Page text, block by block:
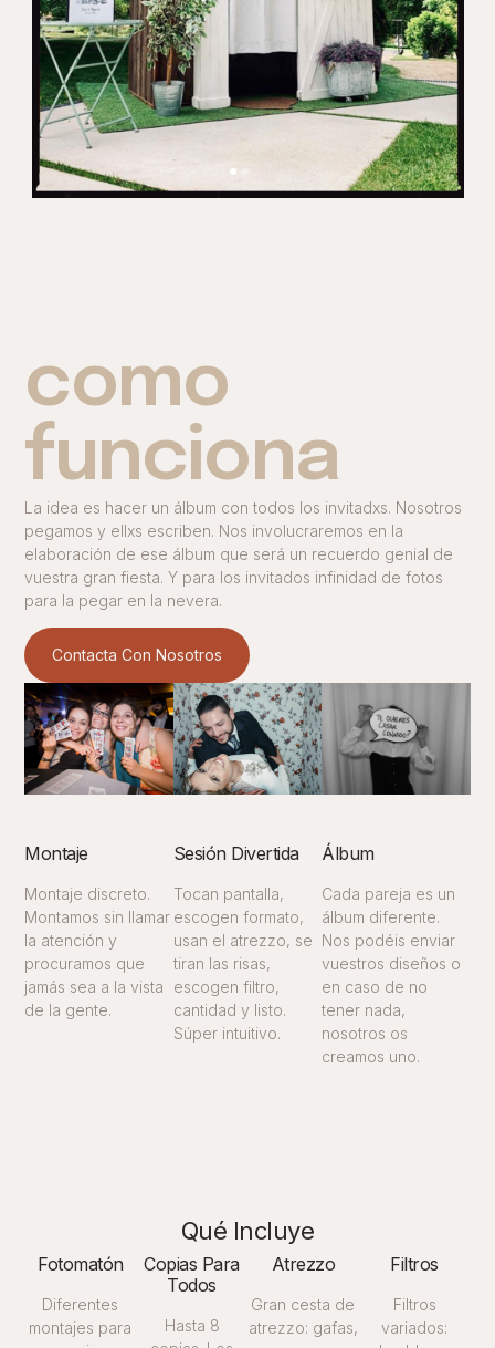
como
funciona
La idea es hacer un álbum con todos los invitadxs. Nosotros
pegamos y ellxs escriben. Nos involucraremos en la
elaboración de ese álbum que será un recuerdo genial de
vuestra gran fiesta. Y para los invitados infinidad de fotos
para la pegar en la nevera.
Contacta Con Nosotros
Montaje
Montaje discreto.
Montamos sin llamar
la atención y
procuramos que
jamás sea a la vista
de la gente.
Sesión Divertida
Tocan pantalla,
escogen formato,
usan el atrezzo, se
tiran las risas,
escogen filtro,
cantidad y listo.
Súper intuitivo.
Álbum
Cada pareja es un
álbum diferente.
Nos podéis enviar
vuestros diseños o
en caso de no
tener nada,
nosotros os
creamos uno.
Qué Incluye
Fotomatón
Diferentes
montajes para
Copias Para
Todos
Hasta 8
Atrezzo
Gran cesta de
atrezzo: gafas,
Filtros
Filtros
variados: